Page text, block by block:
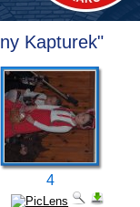
Kapturek"
4